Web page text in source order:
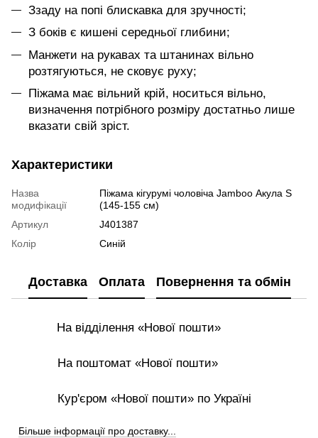
Ззаду на попі блискавка для зручності;
З боків є кишені середньої глибини;
Манжети на рукавах та штанинах вільно
розтягуються, не сковує руху;
Піжама має вільний крій, носиться вільно,
визначення потрібного розміру достатньо лише
вказати свій зріст.
Характеристики
Назва
модифікації
Піжама кігурумі чоловіча Jamboo Акула S
(145-155 см)
Артикул
J401387
Колір
Синій
Доставка Оплата Повернення та обмін
На відділення «Нової пошти»
На поштомат «Нової пошти»
Кур'єром «Нової пошти» по Україні
Більше інформації про доставку...